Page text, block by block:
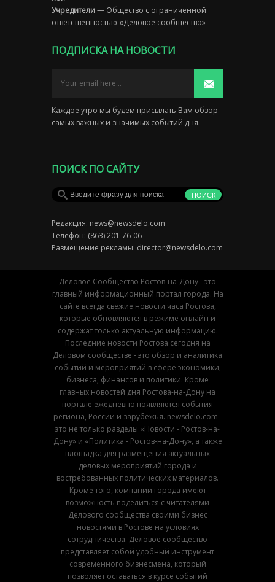
Учредители— Общество с ограниченной
ответственностью «Деловое сообщество»
ПОДПИСКА НА НОВОСТИ
Каждое утро мы будем присылать Вам обзор
самых важных и значимых событий дня.
ПОИСК ПО САЙТУ
Редакция: news@newsdelo.com
Телефон: (863) 201-76-06
Размещение рекламы: director@newsdelo.com
Деловое Сообщество Ростов-на-Дону - это
главный информационный портал города. На
сайте всегда свежие новости часа Ростова,
которые обновляются в режиме онлайн и
содержат только актуальную информацию.
Последние новости Ростова сегодня на
Деловом сообществе - это обзор и аналитика
событий и мероприятий в сфере экономики,
бизнеса, финансов и политики. Кроме
главных новостей дня Ростова-на-Дону на
портале ежедневно появляются события
региона, России и зарубежья. newsdelo.com -
это не только разделы «Новости - Ростов-на-
Дону» и «Политика - Ростов-на-Дону», а также
площадка для размещения актуальных
деловых мероприятий города и
востребованных политических материалов.
Кроме того, компании города имеют
возможность поделиться с читателями
Делового сообщества своими бизнес
новостями в Ростове на условиях
сотрудничества. Деловое сообщество
представляет собой удобный инструмент
современного бизнесмена, который
позволяет оставаться в курсе событий